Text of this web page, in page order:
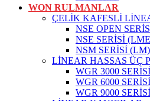
WON RULMANLAR
ÇELİK KAFESLİ
NSE OPEN
NSE SERİSİ
NSM SERİSİ (LM)
LİNEAR HASSAS ÜÇ
WGR 3000 SERİSİ
WGR 6000 SERİSİ
WGR 9000 SERİSİ